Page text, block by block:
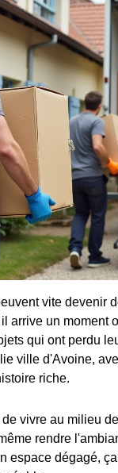
vite devenir
arrive un moment
qui ont perdu
ville d'Avoine,
riche.
vivre au milieu
rendre
espace dégagé,